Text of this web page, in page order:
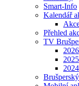
Smart-Info
Kalendář
Přehled
TV
2026
2025
2024